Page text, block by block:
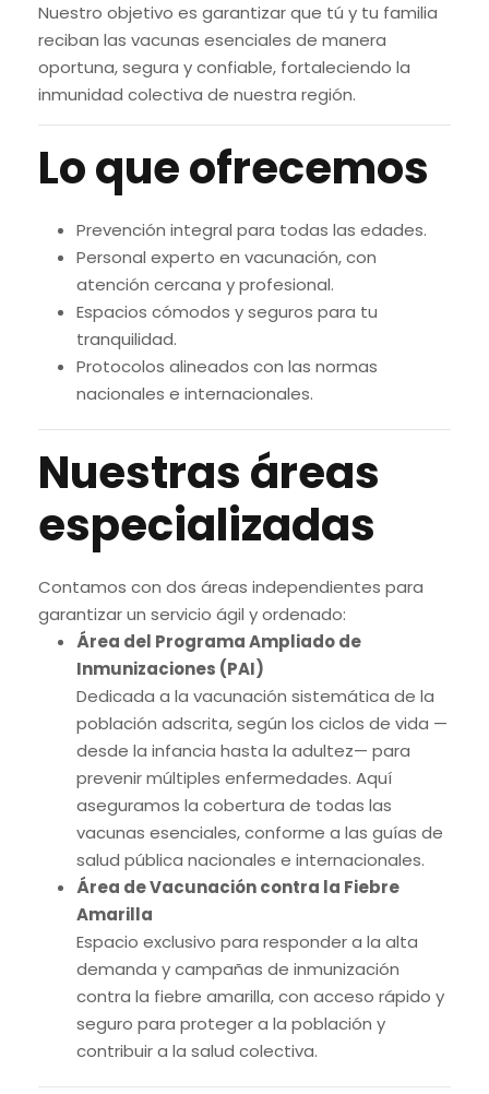
Nuestro objetivo es garantizar que tú y tu familia
reciban las vacunas esenciales de manera
oportuna, segura y confiable, fortaleciendo la
inmunidad colectiva de nuestra región.
Lo que ofrecemos
Prevención integral para todas las edades.
Personal experto en vacunación, con
atención cercana y profesional.
Espacios cómodos y seguros para tu
tranquilidad.
Protocolos alineados con las normas
nacionales e internacionales.
Nuestras áreas
especializadas
Contamos con dos áreas independientes para
garantizar un servicio ágil y ordenado:
Área del Programa Ampliado de
Inmunizaciones (PAI)
Dedicada a la vacunación sistemática de la
población adscrita, según los ciclos de vida —
desde la infancia hasta la adultez— para
prevenir múltiples enfermedades. Aquí
aseguramos la cobertura de todas las
vacunas esenciales, conforme a las guías de
salud pública nacionales e internacionales.
Área de Vacunación contra la Fiebre
Amarilla
Espacio exclusivo para responder a la alta
demanda y campañas de inmunización
contra la fiebre amarilla, con acceso rápido y
seguro para proteger a la población y
contribuir a la salud colectiva.